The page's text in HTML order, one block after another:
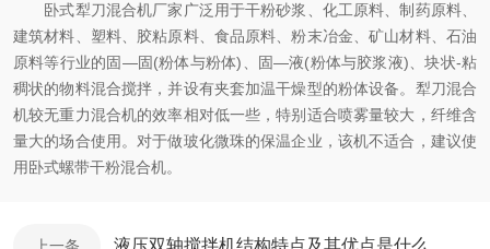
卧式犁刀混合机厂家广泛用于干粉砂浆、化工原料、制药原料、
建筑材料、塑料、胶粘原料、食品原料、粉末冶金、矿山材料、石油
原料等行业的固—固(粉体与粉体)、固—液(粉体与胶浆液)、块状-粘
稠状的物料混合搅拌，并设有夹套加温干燥型的粉体设备。犁刀混合
机较无重力混合机的效率相对低一些，特别适合喷雾量较大，纤维含
量大的场合使用。对于做玻化微珠的保温企业，该机不适合，建议使
用卧式螺带干粉混合机。